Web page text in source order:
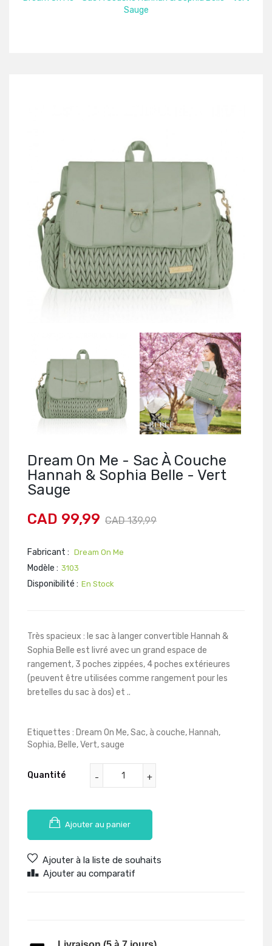
Sauge
Dream On Me - Sac À Couche
Hannah & Sophia Belle - Vert
Sauge
CAD 99,99 CAD 139,99
Fabricant : Dream On Me
Modèle : 3103
Disponibilité : En Stock
Très spacieux : le sac à langer convertible Hannah &
Sophia Belle est livré avec un grand espace de
rangement, 3 poches zippées, 4 poches extérieures
(peuvent être utilisées comme rangement pour les
bretelles du sac à dos) et ..
Etiquettes : Dream On Me,Sac,à couche, Hannah,
Sophia, Belle,Vert,sauge
Quantité
Ajouter au panier
Ajouter à la liste de souhaits
Ajouter au comparatif